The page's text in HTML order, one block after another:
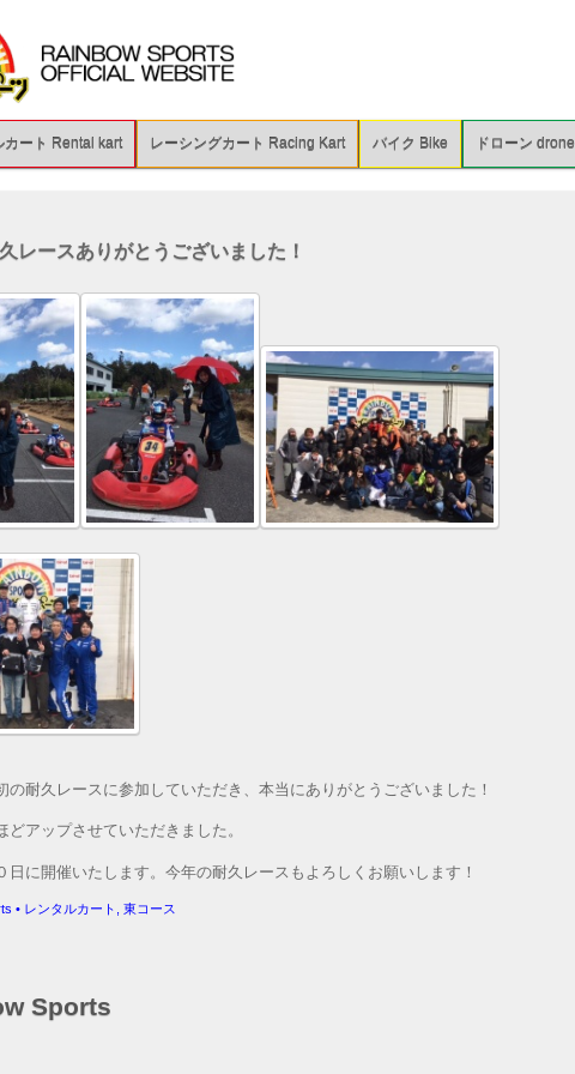
カート Rental kart レーシングカート Racing Kart バイク Bike ドローン drone
レースありがとうございました！
の耐久レースに参加していただき、本当にありがとうございました！
どアップさせていただきました。
日に開催いたします。今年の耐久レースもよろしくお願いします！
• レンタルカート 東コース
Sports